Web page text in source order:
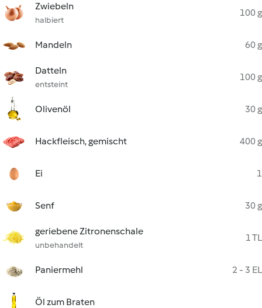
Zwiebeln
halbiert
100 g
Mandeln 60 g
Datteln
entsteint
100 g
Olivenöl 30 g
Hackfleisch, gemischt 400 g
Ei 1
Senf 30 g
geriebene Zitronenschale
unbehandelt
1 TL
Paniermehl 2 - 3 EL
Öl zum Braten